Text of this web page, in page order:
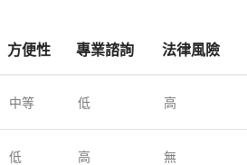
方便性 專業諮詢 法律風險
中等 低 高
低 高 無